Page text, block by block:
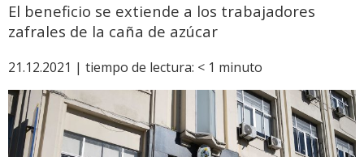
El beneficio se extiende a los trabajadores
zafrales de la caña de azúcar
21.12.2021 | tiempo de lectura: < 1 minuto